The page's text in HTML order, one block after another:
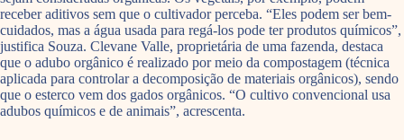
receber aditivos sem que o cultivador perceba. “Eles podem ser bem-
cuidados, mas a água usada para regá-los pode ter produtos químicos”,
justifica Souza. Clevane Valle, proprietária de uma fazenda, destaca
que o adubo orgânico é realizado por meio da compostagem (técnica
aplicada para controlar a decomposição de materiais orgânicos), sendo
que o esterco vem dos gados orgânicos. “O cultivo convencional usa
adubos químicos e de animais”, acrescenta.